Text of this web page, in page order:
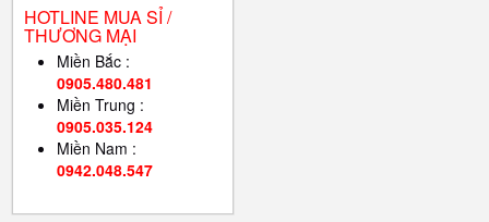
HOTLINE MUA SỈ /
THƯƠNG MẠI
Miền Bắc :
0905.480.481
Miền Trung :
0905.035.124
Miền Nam :
0942.048.547